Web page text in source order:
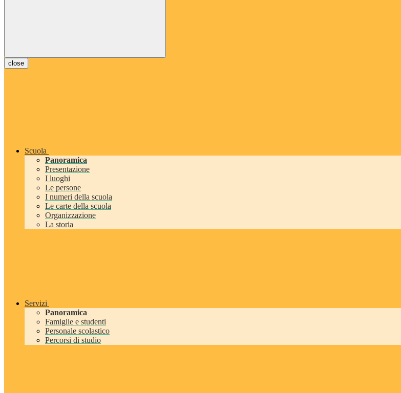
close
Scuola
Panoramica
Presentazione
I luoghi
Le persone
I numeri della scuola
Le carte della scuola
Organizzazione
La storia
Servizi
Panoramica
Famiglie e studenti
Personale scolastico
Percorsi di studio